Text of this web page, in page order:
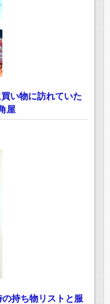
い物に訪れていた
屋
持ち物リストと服